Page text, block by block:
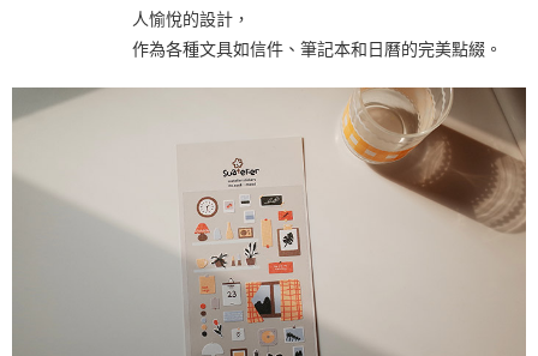
人愉悅的設計，
作為各種文具如信件、筆記本和日曆的完美點綴。